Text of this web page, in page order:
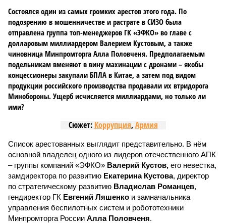
Состоялся один из самых громких арестов этого года. По
подозрению в мошенничестве и растрате в СИЗО была
отправлена группа топ-менеджеров ГК «ЭФКО» во главе с
долларовым миллиардером Валерием Кустовым, а также
чиновница Минпромторга Алла Половченя. Предполагаемым
подельникам вменяют в вину махинации с дронами – якобы
концессионеры закупали БПЛА в Китае, а затем под видом
продукции российского производства продавали их втридорога
Минобороны. Ущерб исчисляется миллиардами, но только ли
ими?
Сюжет: Коррупция,Армия
Список арестованных выглядит представительно. В нём
основной владелец одного из лидеров отечественного АПК
– группы компаний «ЭФКО» Валерий Кустов, его невестка,
замдиректора по развитию Екатерина Кустова, директор
по стратегическому развитию Владислав Романцев,
гендиректор ГК Евгений Ляшенко и замначальника
управления беспилотных систем и робототехники
Минпромторга России Алла Половченя.